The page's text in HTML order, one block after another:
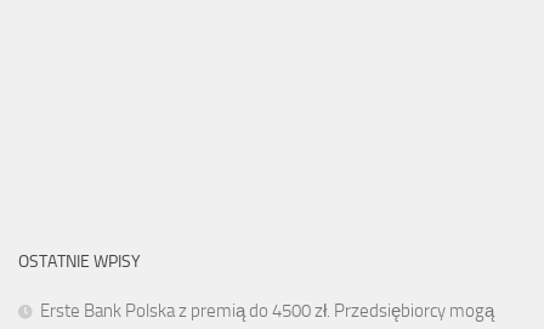
OSTATNIE WPISY
Erste Bank Polska z premią do 4500 zł. Przedsiębiorcy mogą